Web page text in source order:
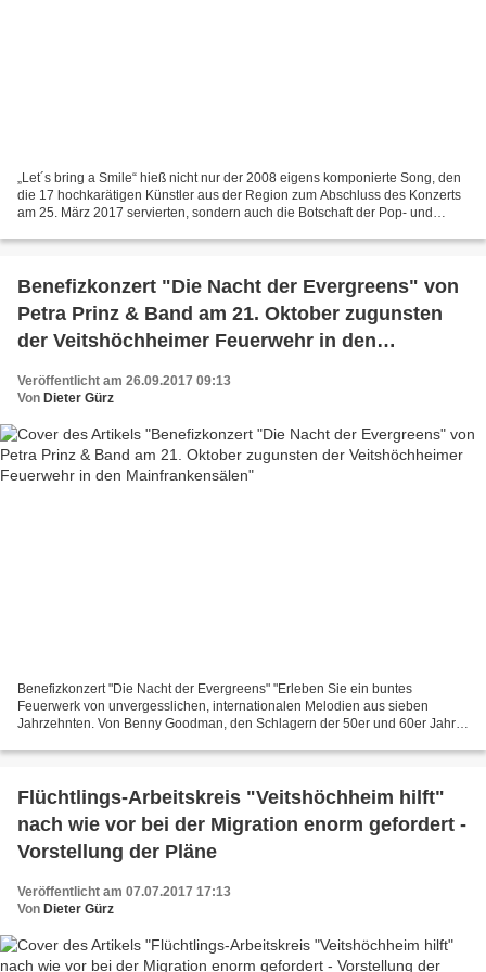
„Let´s bring a Smile“ hieß nicht nur der 2008 eigens komponierte Song, den
die 17 hochkarätigen Künstler aus der Region zum Abschluss des Konzerts
am 25. März 2017 servierten, sondern auch die Botschaft der Pop- und
Benefizkonzert "Die Nacht der Evergreens" von
Petra Prinz & Band am 21. Oktober zugunsten
der Veitshöchheimer Feuerwehr in den
Veröffentlicht am 26.09.2017 09:13
Von Dieter Gürz
Benefizkonzert "Die Nacht der Evergreens" "Erleben Sie ein buntes
Feuerwerk von unvergesslichen, internationalen Melodien aus sieben
Jahrzehnten. Von Benny Goodman, den Schlagern der 50er und 60er Jahre
Flüchtlings-Arbeitskreis "Veitshöchheim hilft"
nach wie vor bei der Migration enorm gefordert -
Vorstellung der Pläne
Veröffentlicht am 07.07.2017 17:13
Von Dieter Gürz